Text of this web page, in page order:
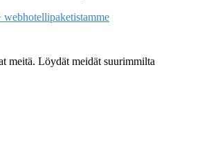
meitä. Löydät meidät suurimmilta